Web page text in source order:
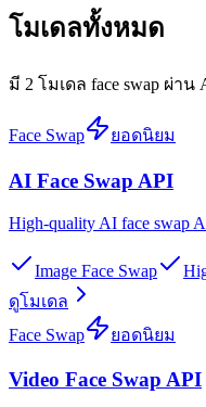
โมเดลทั้งหมด
มี 2 โมเดล face swap ผ่าน
Face Swap ยอดนิยม
AI Face Swap API
High-quality AI face swap
Image Face Swap
ดูโมเดล
Face Swap
ยอดนิยม
Video Face Swap API